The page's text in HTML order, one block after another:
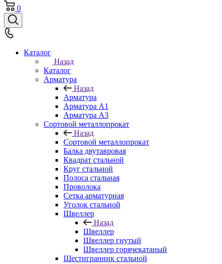
0
Каталог
Назад
Каталог
Арматура
Назад
Арматура
Арматура A1
Арматура А3
Сортовой металлопрокат
Назад
Сортовой металлопрокат
Балка двутавровая
Квадрат стальной
Круг стальной
Полоса стальная
Проволока
Сетка арматурная
Уголок стальной
Швеллер
Назад
Швеллер
Швеллер гнутый
Швеллер горячекатаный
Шестигранник стальной